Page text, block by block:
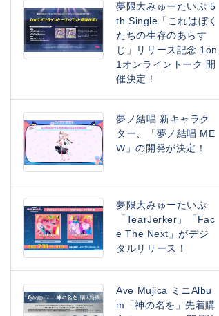
夢限大みゅーたいぷ 5
th Single「これはぼく
たちの生存のあらす
じ」リリース記念 1on
1オンライントーク 開
催決定！
夢ノ結唱 新キャラク
ター、「夢ノ結唱 ME
W」の開発が決定！
夢限大みゅーたいぷ
「TearJerker」「Fac
e The Next」がデジ
タルリリース！
Ave Mujica ミニAlbu
m「神の名を」先着購